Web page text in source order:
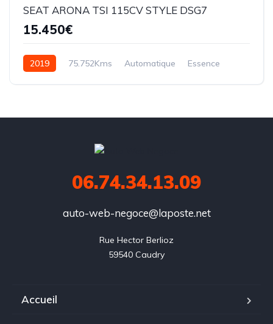
SEAT ARONA TSI 115CV STYLE DSG7
15.450€
2019 75.752Kms Automatique
Essence
06.74.34.13.09
auto-web-negoce@laposte.net
Rue Hector Berlioz
59540 Caudry
Accueil